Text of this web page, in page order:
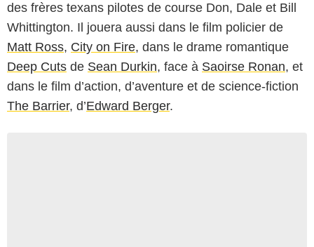
des frères texans pilotes de course Don, Dale et Bill
Whittington. Il jouera aussi dans le film policier de
Matt Ross, City on Fire, dans le drame romantique
Deep Cuts de Sean Durkin, face à Saoirse Ronan, et
dans le film d’action, d’aventure et de science-fiction
The Barrier, d’Edward Berger.